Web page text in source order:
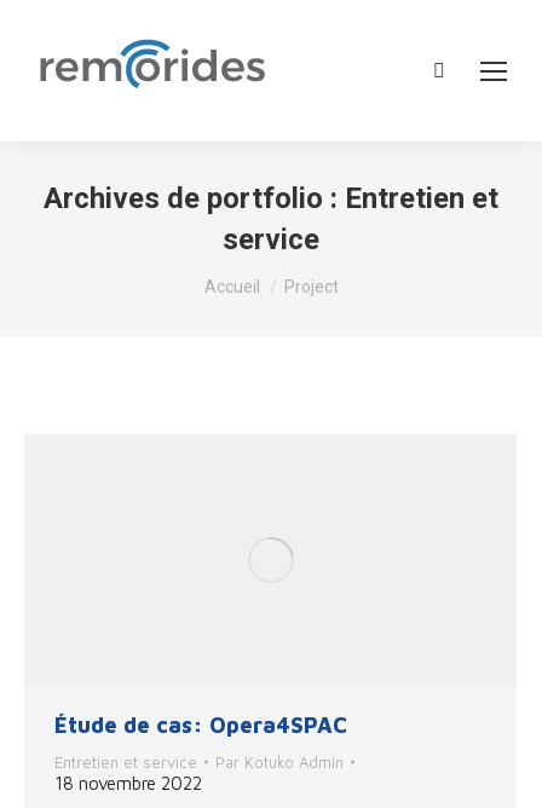
Recherche
Archives de portfolio : Entretien et
service
Vous êtes ici :
Accueil Project
Étude de cas: Opera4SPAC
Entretien et service Par Kotuko Admin
18 novembre 2022